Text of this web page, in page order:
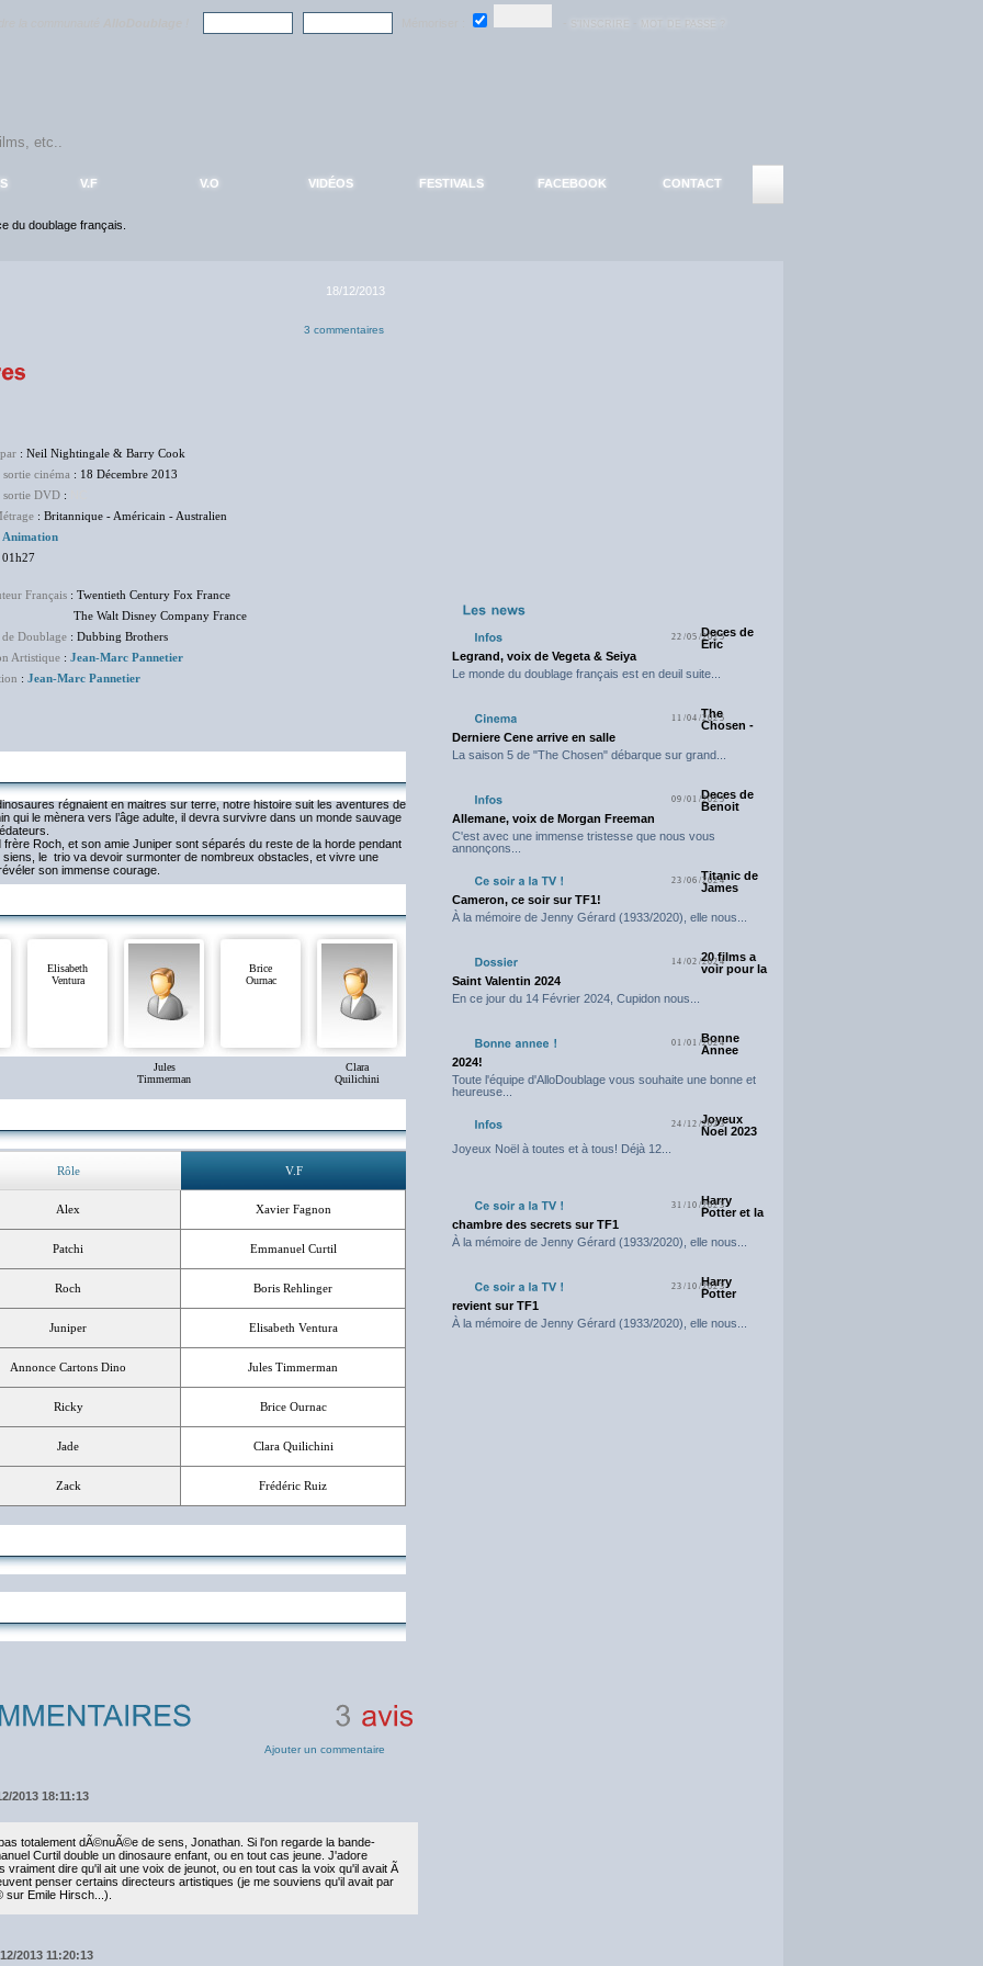
V.F V.O VIDÉOS FESTIVALS FACEBOOK CONTACT
du doublage français.
18/12/2013
3 commentaires
: Neil Nightingale & Barry Cook
sortie cinéma : 18 Décembre 2013
sortie DVD :
: Britannique - Américain - Australien
Animation
Français : Twentieth Century Fox France
Disney Company France
Doublage : Dubbing Brothers
Artistique : Jean-Marc Pannetier
: Jean-Marc Pannetier
régnaient en maitres sur terre, notre histoire suit les aventures de
qui le mènera vers l’âge adulte, il devra survivre dans un monde sauvage
Roch, et son amie Juniper sont séparés du reste de la horde pendant
le trio va devoir surmonter de nombreux obstacles, et vivre une
son immense courage.
Elisabeth
Ventura
Jules
Timmerman
Brice
Ournac
Clara
Quilichini
Rôle V.F
Alex Xavier Fagnon
Patchi Emmanuel Curtil
Roch Boris Rehlinger
Juniper Elisabeth Ventura
Annonce Cartons Dino Jules Timmerman
Ricky Brice Ournac
Jade Clara Quilichini
Zack Frédéric Ruiz
Ajouter un commentaire
2013 18:11:13
totalement dÃ©nuÃ©e de sens, Jonathan. Si l'on regarde la bande-
Curtil double un dinosaure enfant, ou en tout cas jeune. J'adore
vraiment dire qu'il ait une voix de jeunot, ou en tout cas la voix qu'il avait Ã
penser certains directeurs artistiques (je me souviens qu'il avait par
Emile Hirsch...).
2013 11:20:13
22/05/2025Deces de
Eric
Legrand, voix de Vegeta & Seiya
Le monde du doublage français est en deuil suite...
11/04/2025
The
Chosen -
Derniere Cene arrive en salle
La saison 5 de "The Chosen" débarque sur grand...
09/01/2025Deces de
Benoit
Allemane, voix de Morgan Freeman
C'est avec une immense tristesse que nous vous
annonçons...
23/06/2024Titanic de
James
Cameron, ce soir sur TF1!
À la mémoire de Jenny Gérard (1933/2020), elle nous...
14/02/202420 films a
voir pour la
Saint Valentin 2024
En ce jour du 14 Février 2024, Cupidon nous...
01/01/2024
Bonne
Annee
2024!
Toute l'équipe d'AlloDoublage vous souhaite une bonne et
heureuse...
24/12/2023
Joyeux
Noel 2023
Joyeux Noël à toutes et à tous! Déjà 12...
31/10/2023
Harry
Potter et la
chambre des secrets sur TF1
À la mémoire de Jenny Gérard (1933/2020), elle nous...
23/10/2023
Harry
Potter
revient sur TF1
À la mémoire de Jenny Gérard (1933/2020), elle nous...